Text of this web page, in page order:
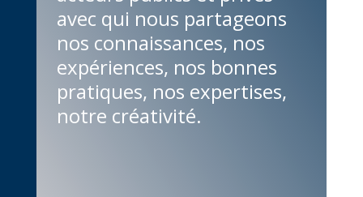
avec qui nous partageons
nos connaissances, nos
expériences, nos bonnes
pratiques, nos expertises,
notre créativité.